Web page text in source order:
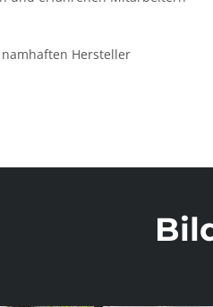
Hersteller